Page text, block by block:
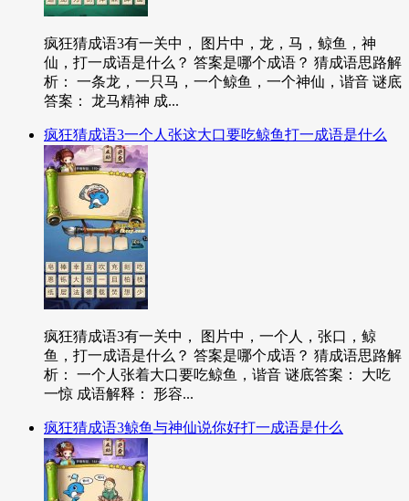
疯狂猜成语3有一关中， 图片中，龙，马，鲸鱼，神
仙，打一成语是什么？ 答案是哪个成语？ 猜成语思路解
析： 一条龙，一只马，一个鲸鱼，一个神仙，谐音 谜底
答案： 龙马精神 成...
疯狂猜成语3一个人张这大口要吃鲸鱼打一成语是什么
疯狂猜成语3有一关中， 图片中，一个人，张口，鲸
鱼，打一成语是什么？ 答案是哪个成语？ 猜成语思路解
析： 一个人张着大口要吃鲸鱼，谐音 谜底答案： 大吃
一惊 成语解释： 形容...
疯狂猜成语3鲸鱼与神仙说你好打一成语是什么